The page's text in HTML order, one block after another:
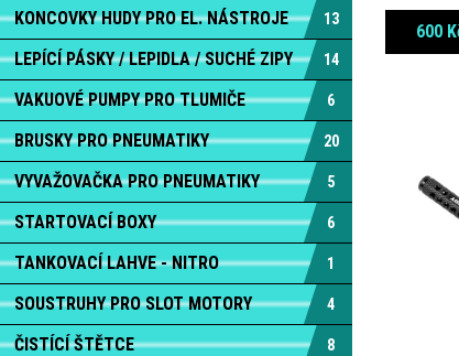
600
KONCOVKY HUDY PRO EL. NÁSTROJE 13
LEPÍCÍ PÁSKY / LEPIDLA / SUCHÉ ZIPY 14
VAKUOVÉ PUMPY PRO TLUMIČE 6
BRUSKY PRO PNEUMATIKY 20
VYVAŽOVAČKA PRO PNEUMATIKY 5
STARTOVACÍ BOXY 6
TANKOVACÍ LAHVE - NITRO 1
SOUSTRUHY PRO SLOT MOTORY 4
ČISTÍCÍ ŠTĚTCE 8